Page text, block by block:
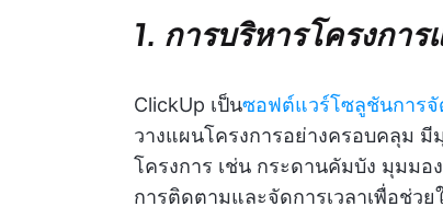
1. การบริหารโครงการ
ClickUp เป็นซอฟต์แวร์โซลูชันการจั
วางแผนโครงการอย่างครอบคลุม
โครงการ เช่น กระดานคัมบัง มุมม
การติดตามและจัดการเวลาเพื่อช่ว